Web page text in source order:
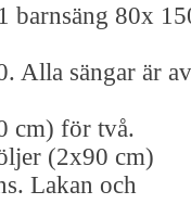
barnsäng 80x
Alla sängar är av
cm) för två.
(2x90 cm)
Lakan och